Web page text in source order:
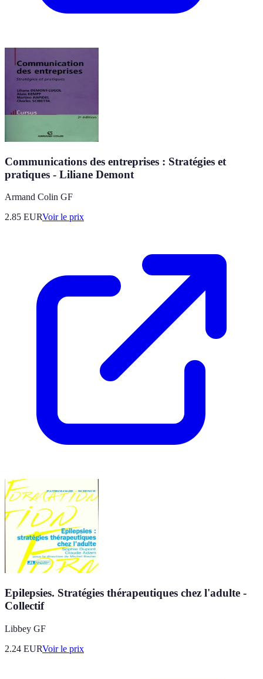
Communications des entreprises : Stratégies et
pratiques - Liliane Demont
Armand Colin GF
2.85 EURVoir le prix
Epilepsies. Stratégies thérapeutiques chez l'adulte -
Collectif
Libbey GF
2.24 EURVoir le prix